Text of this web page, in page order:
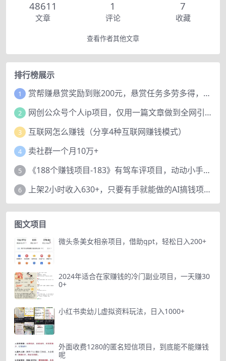
48611
文章
1
评论
7
收藏
查看作者其他文章
排行榜展示
1 赏帮赚悬赏奖励到账200元，悬赏任务多劳多得，人人可做。
2 网创公众号个人ip项目，仅用一篇文章做到全网引流！
3 互联网怎么赚钱（分享4种互联网赚钱模式）
4 卖社群一个月10万+
5 《188个赚钱项目-183》有驾车评项目，动动小手，复制粘贴赚44元！
6 上架2小时收入630+，只要有手就能做的AI搞钱项目，奶奶看完都能学会!
图文项目
微头条美女相亲项目，借助gpt，轻松日入200+
2024年适合在家赚钱的冷门副业项目，一天赚30
0+
小红书卖幼儿虚拟资料玩法，日入1000+
外面收费1280的匿名短信项目，到底能不能赚钱
呢